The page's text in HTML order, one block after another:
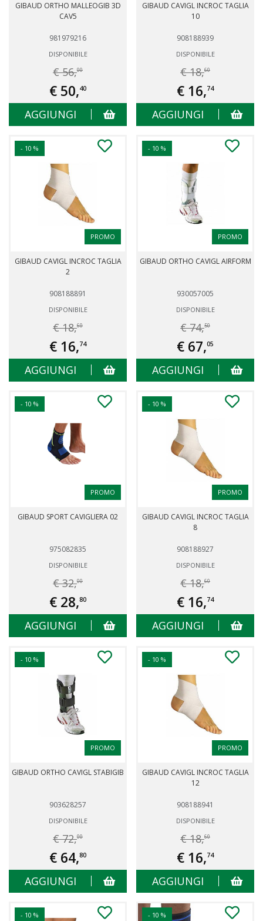
GIBAUD ORTHO MALLEOGIB 3D
CAV5
981979216
DISPONIBILE
€ 56,00
€ 50,40
AGGIUNGI
GIBAUD CAVIGL INCROC TAGLIA
10
908188939
DISPONIBILE
€ 18,60
€ 16,74
AGGIUNGI
- 10 %
PROMO
GIBAUD CAVIGL INCROC TAGLIA
2
908188891
DISPONIBILE
€ 18,60
€ 16,74
AGGIUNGI
- 10 %
PROMO
GIBAUD ORTHO CAVIGL AIRFORM
930057005
DISPONIBILE
€ 74,50
€ 67,05
AGGIUNGI
- 10 %
PROMO
GIBAUD SPORT CAVIGLIERA 02
975082835
DISPONIBILE
€ 32,00
€ 28,80
AGGIUNGI
- 10 %
PROMO
GIBAUD CAVIGL INCROC TAGLIA
8
908188927
DISPONIBILE
€ 18,60
€ 16,74
AGGIUNGI
- 10 %
PROMO
GIBAUD ORTHO CAVIGL STABIGIB
903628257
DISPONIBILE
€ 72,00
€ 64,80
AGGIUNGI
- 10 %
PROMO
GIBAUD CAVIGL INCROC TAGLIA
12
908188941
DISPONIBILE
€ 18,60
€ 16,74
AGGIUNGI
- 10 % - 10 %